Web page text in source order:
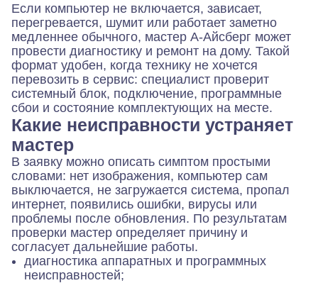
Если компьютер не включается, зависает,
перегревается, шумит или работает заметно
медленнее обычного, мастер А-Айсберг может
провести диагностику и ремонт на дому. Такой
формат удобен, когда технику не хочется
перевозить в сервис: специалист проверит
системный блок, подключение, программные
сбои и состояние комплектующих на месте.
Какие неисправности устраняет
мастер
В заявку можно описать симптом простыми
словами: нет изображения, компьютер сам
выключается, не загружается система, пропал
интернет, появились ошибки, вирусы или
проблемы после обновления. По результатам
проверки мастер определяет причину и
согласует дальнейшие работы.
диагностика аппаратных и программных
неисправностей;